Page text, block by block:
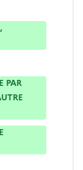
PAR